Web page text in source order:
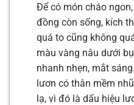
Để có món cháo
đồng còn sống, kích
quá to cũng không
màu vàng nâu dưới
nhanh nhẹn, mắt
lươn có thân mềm
lạ, vì đó là dấu hiệu